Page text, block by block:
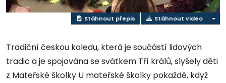
Stáhnout přepis Stáhnout video
Tradiční českou koledu, která je součástí lidových
tradic a je spojována se svátkem Tří králů, slyšely děti
z Mateřské školky U mateřské školky pokaždé, když